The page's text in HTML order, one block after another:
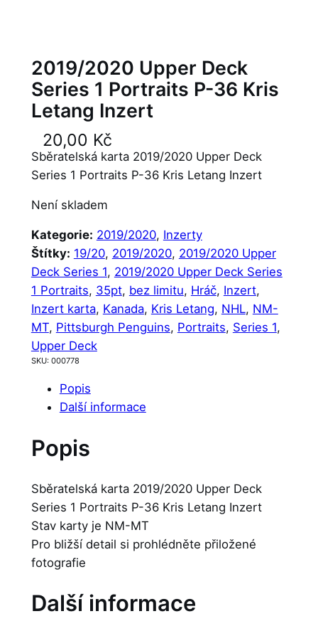
2019/2020 Upper Deck
Series 1 Portraits P-36 Kris
Letang Inzert
20,00 Kč
Sběratelská karta 2019/2020 Upper Deck
Series 1 Portraits P-36 Kris Letang Inzert
Není skladem
Kategorie: 2019/2020, Inzerty
Štítky: 19/20, 2019/2020, 2019/2020 Upper
Deck Series 1, 2019/2020 Upper Deck Series
1 Portraits, 35pt, bez limitu, Hráč, Inzert
Inzert karta, Kanada, Kris Letang, NHL, NM-
MT, Pittsburgh Penguins, Portraits, Series 1
Upper Deck
SKU: 000778
Popis
Další informace
Popis
Sběratelská karta 2019/2020 Upper Deck
Series 1 Portraits P-36 Kris Letang Inzert
Stav karty je NM-MT
Pro bližší detail si prohlédněte přiložené
fotografie
Další informace